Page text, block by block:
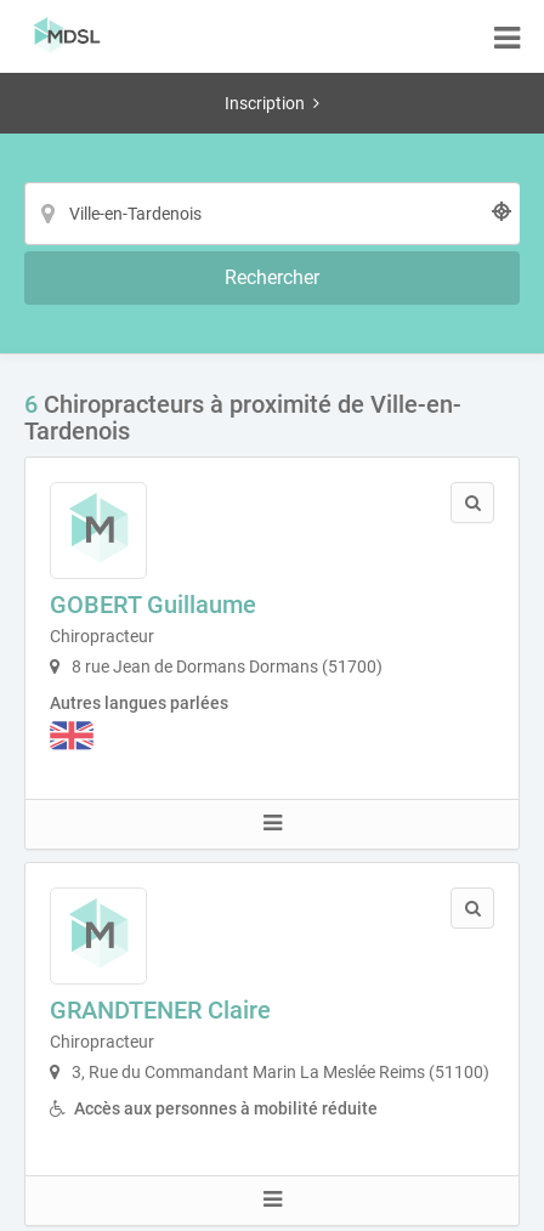
Inscription
Rechercher
6 Chiropracteurs à proximité de Ville-en-
Tardenois
GOBERT Guillaume
Chiropracteur
8 rue Jean de Dormans Dormans (51700)
Autres langues parlées
GRANDTENER Claire
Chiropracteur
3, Rue du Commandant Marin La Meslée Reims (51100)
Accès aux personnes à mobilité réduite